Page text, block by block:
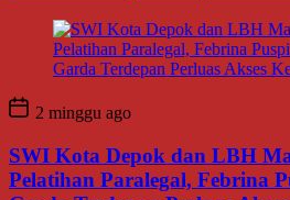
2 minggu ago
SWI Kota Depok dan LBH
Pelatihan Paralegal, Febrina